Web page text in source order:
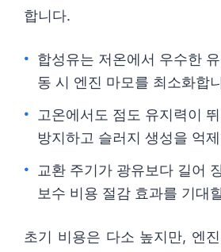
합니다.
합성유는 저온에서 우수한
동 시 엔진 마모를 최소화합
고온에서도 점도 유지력이
방지하고 슬러지 생성을 억
교환 주기가 광유보다 길어
보수 비용 절감 효과를 기대
초기 비용은 다소 높지만, 엔